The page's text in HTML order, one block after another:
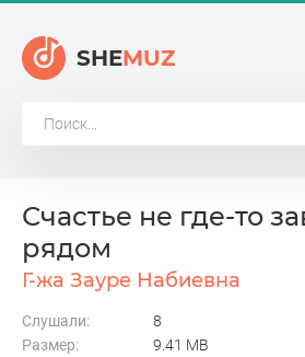
SHEMUZ
Счастье не где-то
рядом
Г-жа Зауре Набиевна
Слушали:
8
Размер:
9.41 MB